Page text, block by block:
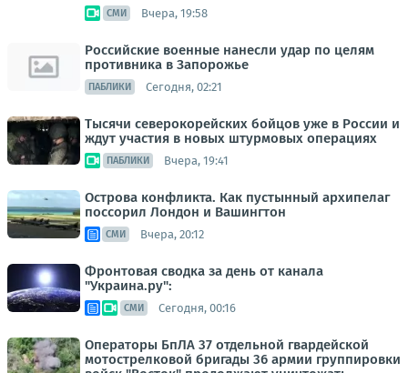
СМИ Вчера, 19:58
Российские военные нанесли удар по целям
противника в Запорожье
ПАБЛИКИ Сегодня, 02:21
Тысячи северокорейских бойцов уже в России и
ждут участия в новых штурмовых операциях
ПАБЛИКИ Вчера, 19:41
Острова конфликта. Как пустынный архипелаг
поссорил Лондон и Вашингтон
СМИ Вчера, 20:12
Фронтовая сводка за день от канала
"Украина.ру":
СМИ Сегодня, 00:16
Операторы БпЛА 37 отдельной гвардейской
мотострелковой бригады 36 армии группировки